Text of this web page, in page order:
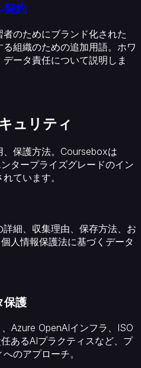
契約
のためにブランド化された
組織のための追加用語。ホワ
ータ責任について説明しま
ュリティ
保護方法。Courseboxは
タープライズグレードのイン
ています。
細、収集理由、保存方法、お
人情報保護法に基づくデータ
保護
Azure OpenAIインフラ、ISO
あるAIプラクティスなど、プ
のアプローチ。